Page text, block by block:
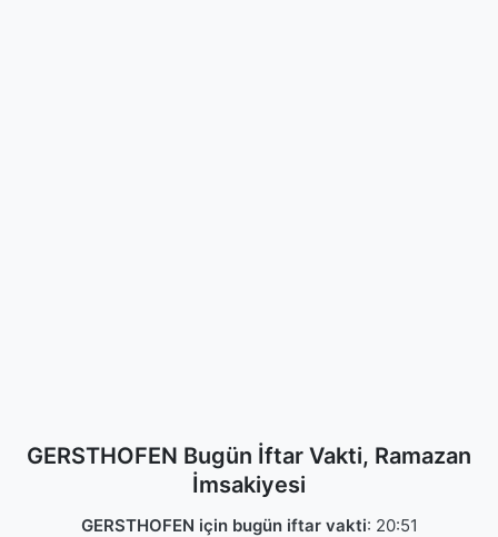
GERSTHOFEN Bugün İftar Vakti, Ramazan
İmsakiyesi
GERSTHOFEN için bugün iftar vakti: 20:51